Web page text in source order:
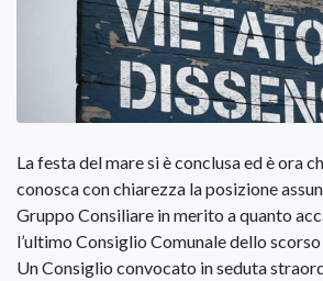
La festa del mare si è conclusa ed è ora
conosca con chiarezza la posizione
Gruppo Consiliare in merito a quanto
l’ultimo Consiglio Comunale dello scorso
Un Consiglio convocato in seduta